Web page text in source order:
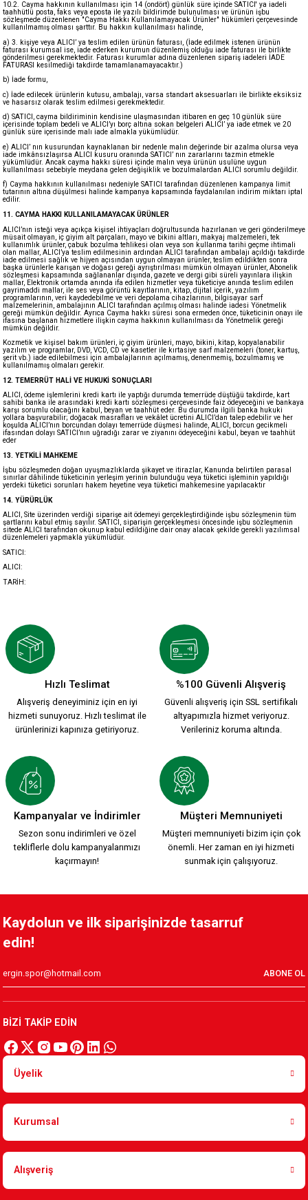
10.2. Cayma hakkının kullanılması için 14 (ondört) günlük süre içinde SATICI' ya iadeli
taahhütlü posta, faks veya eposta ile yazılı bildirimde bulunulması ve ürünün işbu
sözleşmede düzenlenen "Cayma Hakkı Kullanılamayacak Ürünler" hükümleri çerçevesinde
kullanılmamış olması şarttır. Bu hakkın kullanılması halinde,
a) 3. kişiye veya ALICI’ ya teslim edilen ürünün faturası, (İade edilmek istenen ürünün
faturası kurumsal ise, iade ederken kurumun düzenlemiş olduğu iade faturası ile birlikte
gönderilmesi gerekmektedir. Faturası kurumlar adına düzenlenen sipariş iadeleri İADE
FATURASI kesilmediği takdirde tamamlanamayacaktır.)
b) İade formu,
c) İade edilecek ürünlerin kutusu, ambalajı, varsa standart aksesuarları ile birlikte eksiksiz
ve hasarsız olarak teslim edilmesi gerekmektedir.
d) SATICI, cayma bildiriminin kendisine ulaşmasından itibaren en geç 10 günlük süre
içerisinde toplam bedeli ve ALICI’yı borç altına sokan belgeleri ALICI’ ya iade etmek ve 20
günlük süre içerisinde malı iade almakla yükümlüdür.
e) ALICI’ nın kusurundan kaynaklanan bir nedenle malın değerinde bir azalma olursa veya
iade imkânsızlaşırsa ALICI kusuru oranında SATICI’ nın zararlarını tazmin etmekle
yükümlüdür. Ancak cayma hakkı süresi içinde malın veya ürünün usulüne uygun
kullanılması sebebiyle meydana gelen değişiklik ve bozulmalardan ALICI sorumlu değildir.
f) Cayma hakkının kullanılması nedeniyle SATICI tarafından düzenlenen kampanya limit
tutarının altına düşülmesi halinde kampanya kapsamında faydalanılan indirim miktarı iptal
edilir.
11. CAYMA HAKKI KULLANILAMAYACAK ÜRÜNLER
ALICI’nın isteği veya açıkça kişisel ihtiyaçları doğrultusunda hazırlanan ve geri gönderilmeye
müsait olmayan, iç giyim alt parçaları, mayo ve bikini altları, makyaj malzemeleri, tek
kullanımlık ürünler, çabuk bozulma tehlikesi olan veya son kullanma tarihi geçme ihtimali
olan mallar, ALICI’ya teslim edilmesinin ardından ALICI tarafından ambalajı açıldığı takdirde
iade edilmesi sağlık ve hijyen açısından uygun olmayan ürünler, teslim edildikten sonra
başka ürünlerle karışan ve doğası gereği ayrıştırılması mümkün olmayan ürünler, Abonelik
sözleşmesi kapsamında sağlananlar dışında, gazete ve dergi gibi süreli yayınlara ilişkin
mallar, Elektronik ortamda anında ifa edilen hizmetler veya tüketiciye anında teslim edilen
gayrimaddi mallar, ile ses veya görüntü kayıtlarının, kitap, dijital içerik, yazılım
programlarının, veri kaydedebilme ve veri depolama cihazlarının, bilgisayar sarf
malzemelerinin, ambalajının ALICI tarafından açılmış olması halinde iadesi Yönetmelik
gereği mümkün değildir. Ayrıca Cayma hakkı süresi sona ermeden önce, tüketicinin onayı ile
ifasına başlanan hizmetlere ilişkin cayma hakkının kullanılması da Yönetmelik gereği
mümkün değildir.
Kozmetik ve kişisel bakım ürünleri, iç giyim ürünleri, mayo, bikini, kitap, kopyalanabilir
yazılım ve programlar, DVD, VCD, CD ve kasetler ile kırtasiye sarf malzemeleri (toner, kartuş,
şerit vb.) iade edilebilmesi için ambalajlarının açılmamış, denenmemiş, bozulmamış ve
kullanılmamış olmaları gerekir.
12. TEMERRÜT HALİ VE HUKUKİ SONUÇLARI
ALICI, ödeme işlemlerini kredi kartı ile yaptığı durumda temerrüde düştüğü takdirde, kart
sahibi banka ile arasındaki kredi kartı sözleşmesi çerçevesinde faiz ödeyeceğini ve bankaya
karşı sorumlu olacağını kabul, beyan ve taahhüt eder. Bu durumda ilgili banka hukuki
yollara başvurabilir; doğacak masrafları ve vekâlet ücretini ALICI’dan talep edebilir ve her
koşulda ALICI’nın borcundan dolayı temerrüde düşmesi halinde, ALICI, borcun gecikmeli
ifasından dolayı SATICI’nın uğradığı zarar ve ziyanını ödeyeceğini kabul, beyan ve taahhüt
eder
13. YETKİLİ MAHKEME
İşbu sözleşmeden doğan uyuşmazlıklarda şikayet ve itirazlar, Kanunda belirtilen parasal
sınırlar dâhilinde tüketicinin yerleşim yerinin bulunduğu veya tüketici işleminin yapıldığı
yerdeki tüketici sorunları hakem heyetine veya tüketici mahkemesine yapılacaktır
14. YÜRÜRLÜK
ALICI, Site üzerinden verdiği siparişe ait ödemeyi gerçekleştirdiğinde işbu sözleşmenin tüm
şartlarını kabul etmiş sayılır. SATICI, siparişin gerçekleşmesi öncesinde işbu sözleşmenin
sitede ALICI tarafından okunup kabul edildiğine dair onay alacak şekilde gerekli yazılımsal
düzenlemeleri yapmakla yükümlüdür.
SATICI:
ALICI:
TARİH:
Hızlı Teslimat
Alışveriş deneyiminiz için en iyi
hizmeti sunuyoruz. Hızlı teslimat ile
ürünlerinizi kapınıza getiriyoruz.
%100 Güvenli Alışveriş
Güvenli alışveriş için SSL sertifikalı
altyapımızla hizmet veriyoruz.
Verileriniz koruma altında.
Kampanyalar ve İndirimler
Sezon sonu indirimleri ve özel
tekliflerle dolu kampanyalarımızı
kaçırmayın!
Müşteri Memnuniyeti
Müşteri memnuniyeti bizim için çok
önemli. Her zaman en iyi hizmeti
sunmak için çalışıyoruz.
Kaydolun ve ilk siparişinizde tasarruf
edin!
ABONE OL
BİZİ TAKİP EDİN
Üyelik
Kurumsal
Alışveriş